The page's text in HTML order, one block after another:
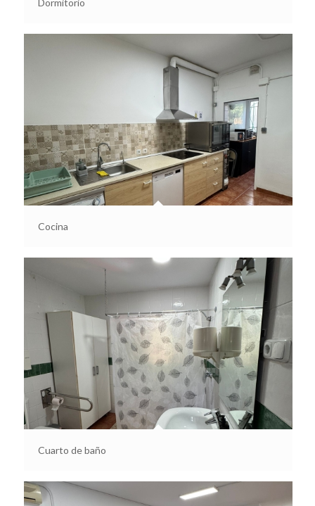
Dormitorio
Cocina
Cuarto de baño